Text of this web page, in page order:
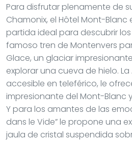
Para disfrutar plenamente de
Chamonix, el Hôtel Mont-
partida ideal para descubrir
famoso tren de Montenvers
Glace, un glaciar
explorar una cueva de hielo. La
accesible en teleférico, le
impresionante del Mont-Blanc
Y para los amantes de las
dans le Vide” le propone una
jaula de cristal suspendida